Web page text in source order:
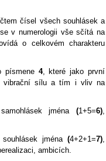
čísel všech souhlásek a
v numerologii vše sčítá na
o celkovém charakteru
písmene 4, které jako první
vibrační sílu a tím i vliv na
jména(1+5=6),
jména(4+2+1=7),
ambicích.